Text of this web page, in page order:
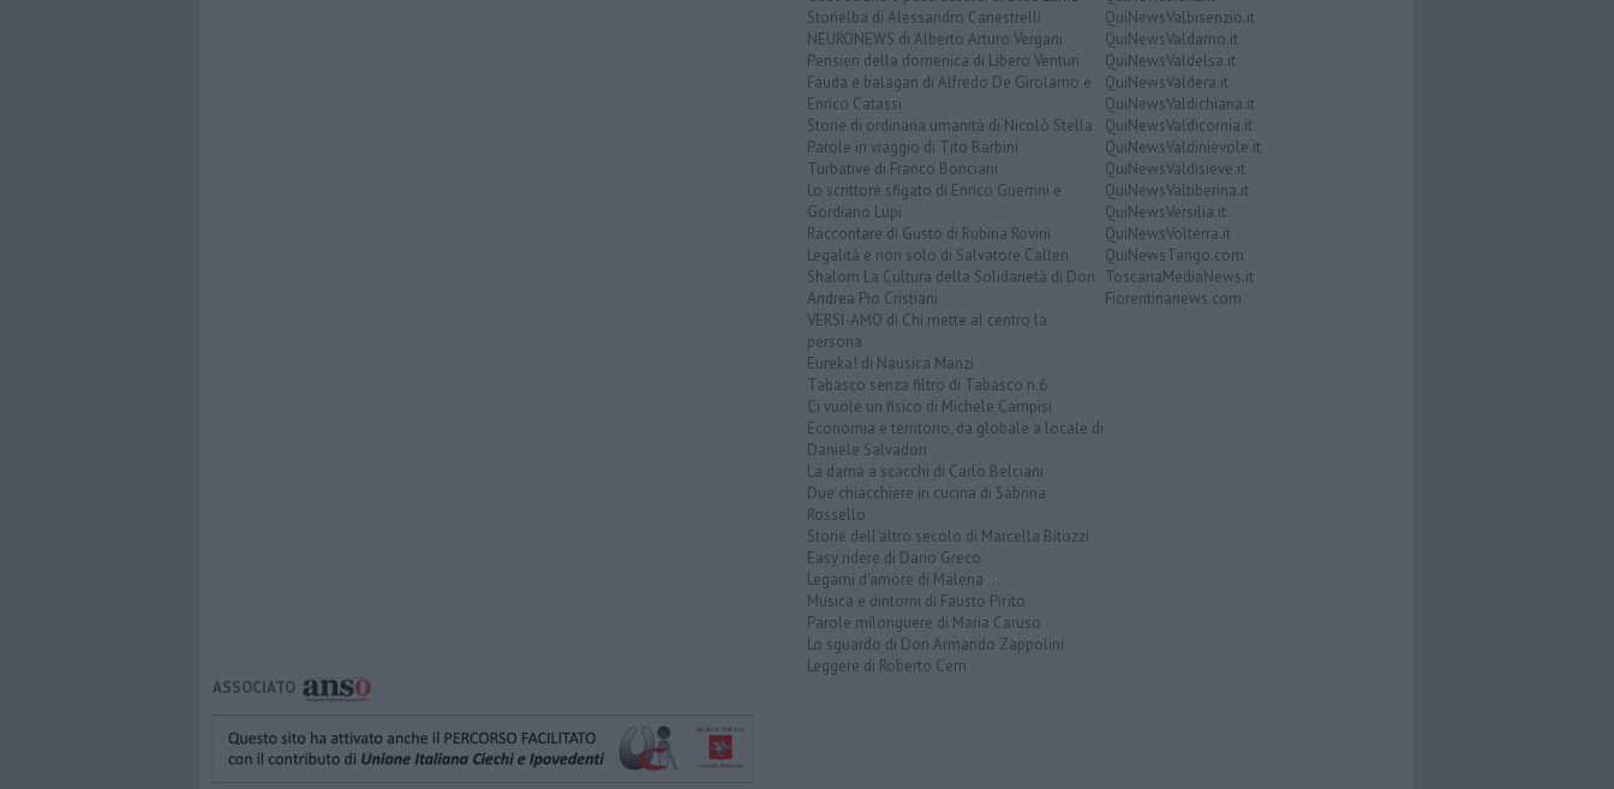
Storielba di Alessandro Canestrelli
NEURONEWS di Alberto Arturo Vergani
Pensieri della domenica di Libero Venturi
Fauda e balagan di Alfredo De Girolamo e
Enrico Catassi
Storie di ordinaria umanità di Nicolò Stella
Parole in viaggio di Tito Barbini
Turbative di Franco Bonciani
Lo scrittore sfigato di Enrico Guerrini e
Gordiano Lupi
Raccontare di Gusto di Rubina Rovini
Legalità e non solo di Salvatore Calleri
Shalom La Cultura della Solidarietà di Don
Andrea Pio Cristiani
VERSI-AMO di Chi mette al centro la
persona
Eureka! di Nausica Manzi
Tabasco senza filtro di Tabasco n.6
Ci vuole un fisico di Michele Campisi
Economia e territorio, da globale a locale di
Daniele Salvadori
La dama a scacchi di Carlo Belciani
Due chiacchiere in cucina di Sabrina
Rossello
Storie dell'altro secolo di Marcella Bitozzi
Easy ridere di Dario Greco
Legami d'amore di Malena ...
Musica e dintorni di Fausto Pirìto
Parole milonguere di Maria Caruso
Lo sguardo di Don Armando Zappolini
Leggere di Roberto Cerri
QuiNewsValbisenzio.it
QuiNewsValdarno.it
QuiNewsValdelsa.it
QuiNewsValdera.it
QuiNewsValdichiana.it
QuiNewsValdicornia.it
QuiNewsValdinievole.it
QuiNewsValdisieve.it
QuiNewsValtiberina.it
QuiNewsVersilia.it
QuiNewsVolterra.it
QuiNewsTango.com
ToscanaMediaNews.it
Fiorentinanews.com
ASSOCIATO